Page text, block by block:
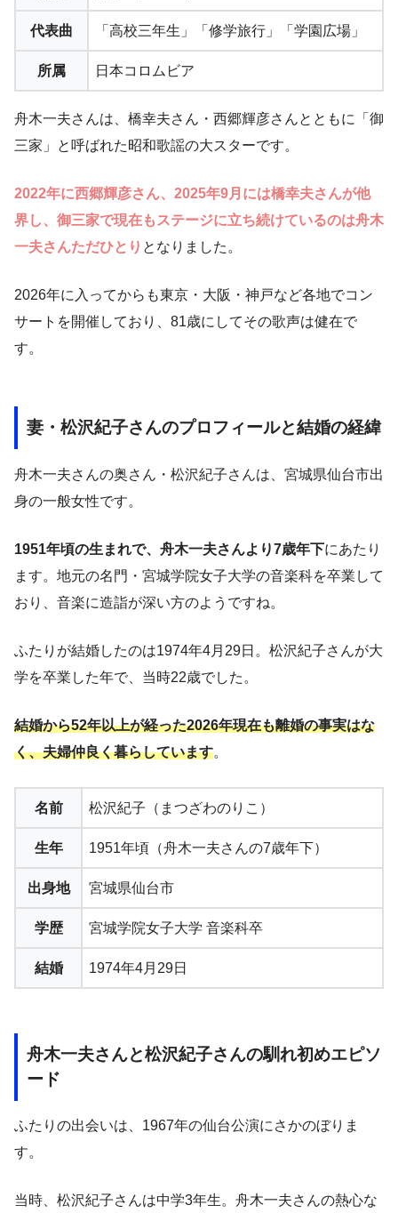
代表曲 「高校三年生」「修学旅行」「学園広場」
所属 日本コロムビア
舟木一夫さんは、橋幸夫さん・西郷輝彦さんとともに「御
三家」と呼ばれた昭和歌謡の大スターです。
2022年に西郷輝彦さん、2025年9月には橋幸夫さんが他
界し、御三家で現在もステージに立ち続けているのは舟木
一夫さんただひとり となりました。
2026年に入ってからも東京・大阪・神戸など各地でコン
サートを開催しており、81歳にしてその歌声は健在で
す。
妻・松沢紀子さんのプロフィールと結婚の経緯
舟木一夫さんの奥さん・松沢紀子さんは、宮城県仙台市出
身の一般女性です。
1951年頃の生まれで、舟木一夫さんより7歳年下にあたり
ます。地元の名門・宮城学院女子大学の音楽科を卒業して
おり、音楽に造詣が深い方のようですね。
ふたりが結婚したのは1974年4月29日。松沢紀子さんが大
学を卒業した年で、当時22歳でした。
結婚から52年以上が経った2026年現在も離婚の事実はな
く、夫婦仲良く暮らしています。
名前 松沢紀子（まつざわのりこ）
生年 1951年頃（舟木一夫さんの7歳年下）
出身地 宮城県仙台市
学歴 宮城学院女子大学 音楽科卒
結婚 1974年4月29日
舟木一夫さんと松沢紀子さんの馴れ初めエピソ
ード
ふたりの出会いは、1967年の仙台公演にさかのぼりま
す。
当時、松沢紀子さんは中学3年生。舟木一夫さんの熱心な